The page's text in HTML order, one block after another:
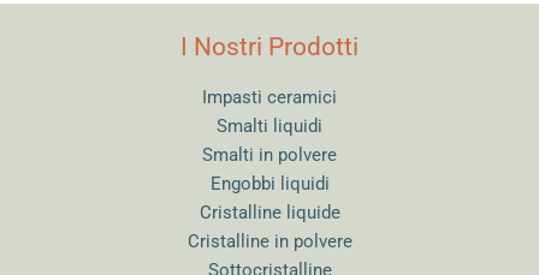
per fornetto medio
I Nostri Prodotti
Impasti ceramici
Smalti liquidi
Smalti in polvere
Engobbi liquidi
Cristalline liquide
Cristalline in polvere
Sottocristalline